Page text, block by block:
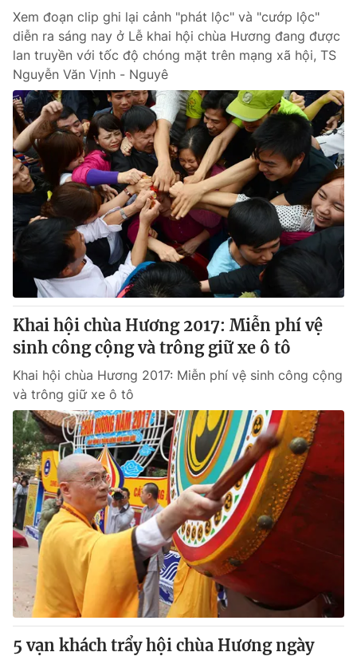
Xem đoạn clip ghi lại cảnh "phát lộc" và "cướp lộc"
diễn ra sáng nay ở Lễ khai hội chùa Hương đang được
lan truyền với tốc độ chóng mặt trên mạng xã hội, TS
Nguyễn Văn Vịnh - Nguyê
Khai hội chùa Hương 2017: Miễn phí vệ
sinh công cộng và trông giữ xe ô tô
Khai hội chùa Hương 2017: Miễn phí vệ sinh công cộng
và trông giữ xe ô tô
5 vạn khách trẩy hội chùa Hương ngày